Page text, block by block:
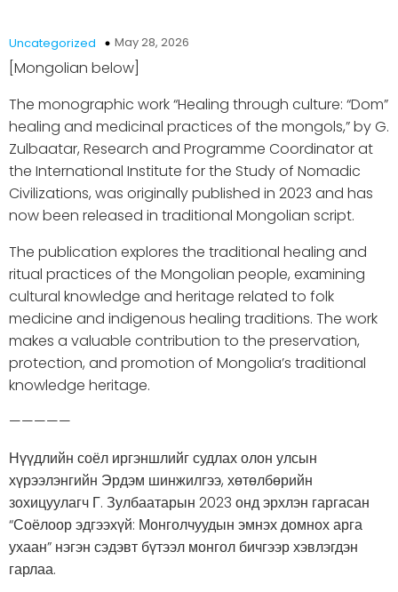
Uncategorized May 28, 2026
[Mongolian below]
The monographic work “Healing through culture: “Dom”
healing and medicinal practices of the mongols,” by G.
Zulbaatar, Research and Programme Coordinator at
the International Institute for the Study of Nomadic
Civilizations, was originally published in 2023 and has
now been released in traditional Mongolian script.
The publication explores the traditional healing and
ritual practices of the Mongolian people, examining
cultural knowledge and heritage related to folk
medicine and indigenous healing traditions. The work
makes a valuable contribution to the preservation,
protection, and promotion of Mongolia’s traditional
knowledge heritage.
—————
Нүүдлийн соёл иргэншлийг судлах олон улсын
хүрээлэнгийн Эрдэм шинжилгээ, хөтөлбөрийн
зохицуулагч Г. Зулбаатарын 2023 онд эрхлэн гаргасан
“Соёлоор эдгээхүй: Монголчуудын эмнэх домнох арга
ухаан” нэгэн сэдэвт бүтээл монгол бичгээр хэвлэгдэн
гарлаа.